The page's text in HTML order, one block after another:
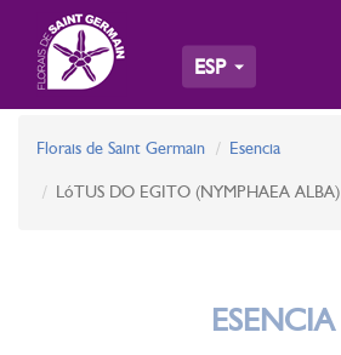
ESP
Florais de Saint Germain Esencia
LóTUS DO EGITO (NYMPHAEA ALBA)
ESENCIA